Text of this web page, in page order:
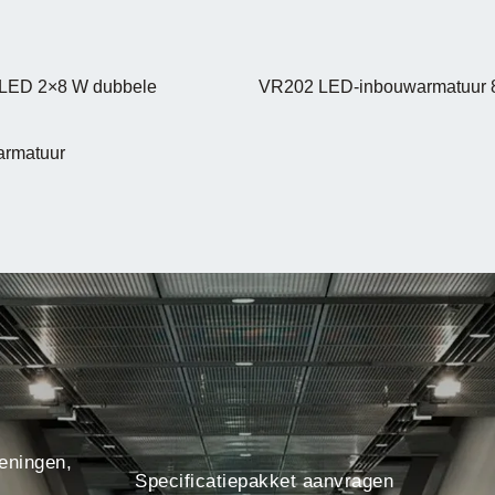
2×8 W dubbele VR202 LED-inbouwarmatuur
Specificatiepakket aanvragen